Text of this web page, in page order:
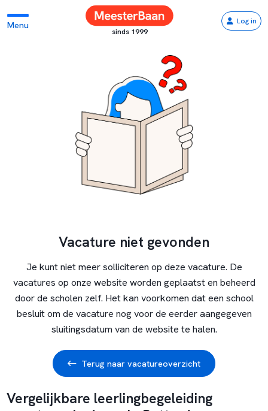
Menu
sinds 1999
Log in
Vacature niet gevonden
Je kunt niet meer solliciteren op deze vacature. De
vacatures op onze website worden geplaatst en beheerd
door de scholen zelf. Het kan voorkomen dat een school
besluit om de vacature nog voor de eerder aangegeven
sluitingsdatum van de website te halen.
Terug naar vacatureoverzicht
Vergelijkbare leerlingbegeleiding